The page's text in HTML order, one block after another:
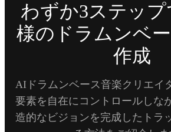
わずか3ステッ
様のドラムンベ
作成
AIドラムンベース音楽クリエイ
要素を自在にコントロールしな
造的なビジョンを完成したトラ